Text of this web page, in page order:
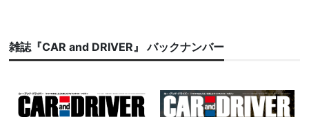
雑誌『CAR and DRIVER』 バックナンバー